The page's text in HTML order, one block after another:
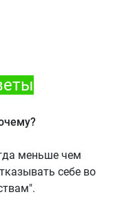
меньше чем
себе во